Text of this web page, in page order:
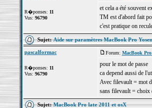
R�ponses: 11
Vus: 96790
et cela a été souvent
TM est d'abord fait
c'est pratique on
Sujet:Aide sur paramètres MacBook Pro
pascalformac
R�ponses: 11
Vus: 96790
Forum: MacBook
pour le mot de passe
ca depend aussi de
Avec filevault = mot
sans filevault = choix
Sujet:MacBook Pro late 2011 et osX